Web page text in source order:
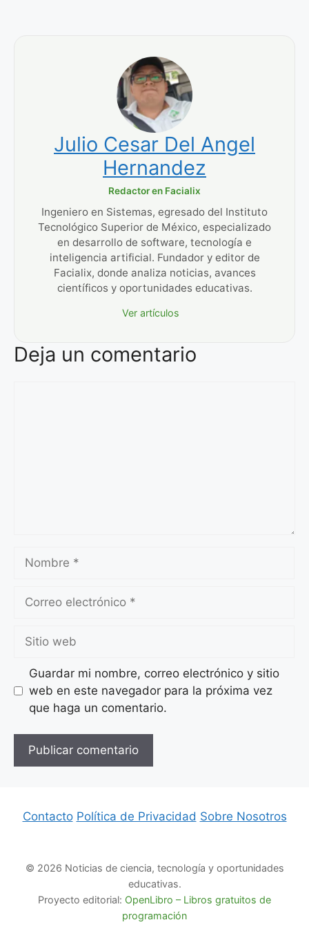
Julio Cesar Del Angel
Hernandez
Redactor en Facialix
Ingeniero en Sistemas, egresado del Instituto
Tecnológico Superior de México, especializado
en desarrollo de software, tecnología e
inteligencia artificial. Fundador y editor de
Facialix, donde analiza noticias, avances
científicos y oportunidades educativas.
Ver artículos
Deja un comentario
electrónico
web
Guardar mi nombre, correo electrónico y sitio
web en este navegador para la próxima vez
que haga un comentario.
Contacto Política de Privacidad Sobre Nosotros
© 2026 Noticias de ciencia, tecnología y oportunidades
educativas.
Proyecto editorial: OpenLibro – Libros gratuitos de
programación